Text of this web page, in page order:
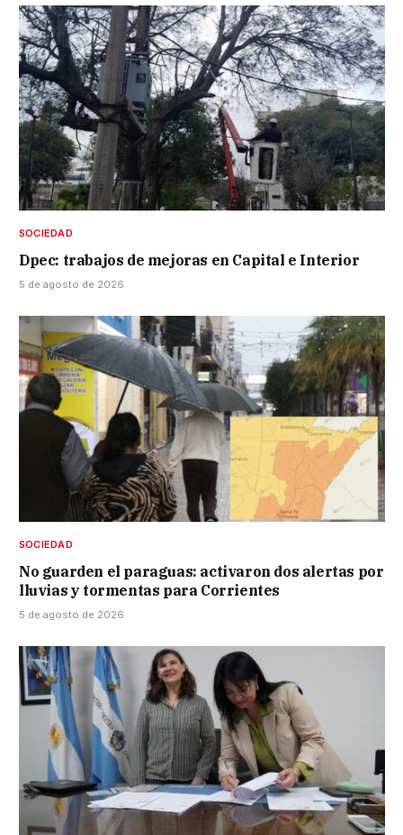
SOCIEDAD
Dpec: trabajos de mejoras en Capital e Interior
5 de agosto de 2026
SOCIEDAD
No guarden el paraguas: activaron dos alertas por
lluvias y tormentas para Corrientes
5 de agosto de 2026